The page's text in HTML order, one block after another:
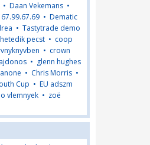
• Daan Vekemans •
• Dematic
• Tastytrade demo
pecst • coop
• crown
• glenn hughes
• Chris Morris •
Cup • EU adszm
vlemnyek • zoë